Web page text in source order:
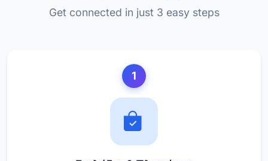
Get connected in just 3 easy steps
1